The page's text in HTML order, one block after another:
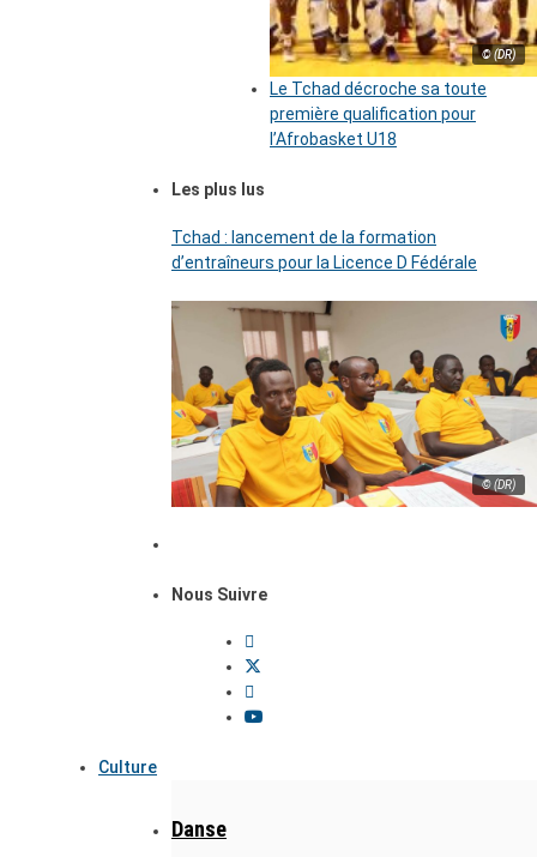
© (DR)
Le Tchad décroche sa toute
première qualification pour
l’Afrobasket U18
Les plus lus
Tchad : lancement de la formation
d’entraîneurs pour la Licence D Fédérale
© (DR)
Nous Suivre
Culture
Danse